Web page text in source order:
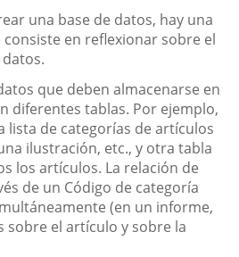
una base de datos, hay una
en reflexionar sobre el
que deben almacenarse en
diferentes tablas. Por ejemplo,
lista de categorías de artículos
ilustración, etc., y otra tabla
los artículos. La relación de
de un Código de categoría
(en un informe,
sobre el artículo y sobre la